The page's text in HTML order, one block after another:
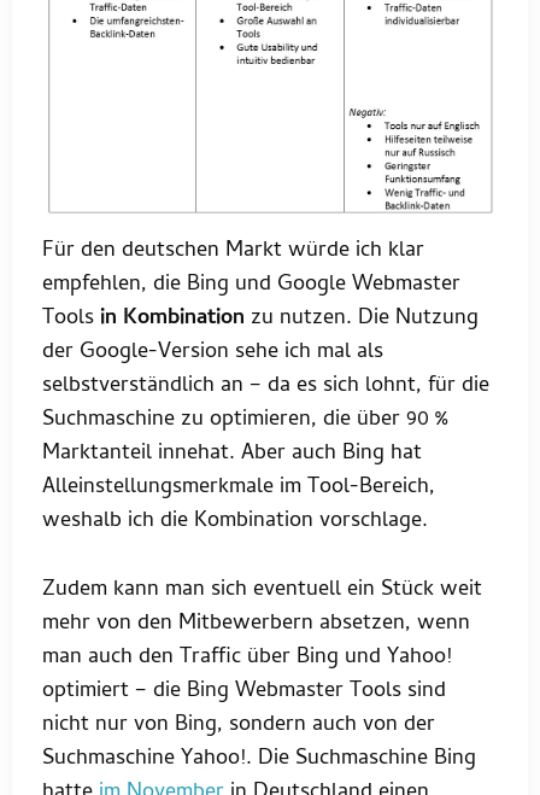
Für den deutschen Markt würde ich klar
empfehlen, die Bing und Google Webmaster
Toolsin Kombination zu nutzen. Die Nutzung
der Google-Version sehe ich mal als
selbstverständlich an – da es sich lohnt, für die
Suchmaschine zu optimieren, die über 90 %
Marktanteil innehat. Aber auch Bing hat
Alleinstellungsmerkmale im Tool-Bereich,
weshalb ich die Kombination vorschlage.
Zudem kann man sich eventuell ein Stück weit
mehr von den Mitbewerbern absetzen, wenn
man auch den Traffic über Bing und Yahoo!
optimiert – die Bing Webmaster Tools sind
nicht nur von Bing, sondern auch von der
Suchmaschine Yahoo!. Die Suchmaschine Bing